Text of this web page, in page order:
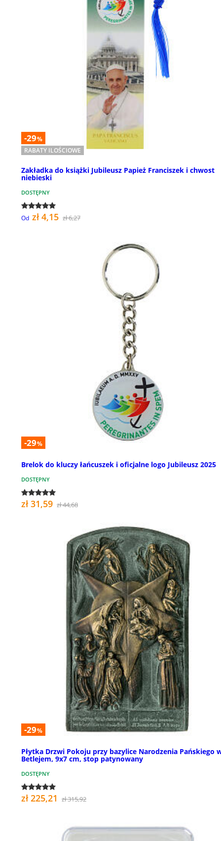
-29%
RABATY ILOŚCIOWE
Zakładka do książki Jubileusz Papież Franciszek i chwost
niebieski
DOSTĘPNY
Od zł 4,15 zł 6,27
-29%
Brelok do kluczy łańcuszek i oficjalne logo Jubileusz 2025
DOSTĘPNY
zł 31,59 zł 44,68
-29%
Płytka Drzwi Pokoju przy bazylice Narodzenia Pańskiego
Betlejem, 9x7 cm, stop patynowany
DOSTĘPNY
zł 225,21 zł 315,92